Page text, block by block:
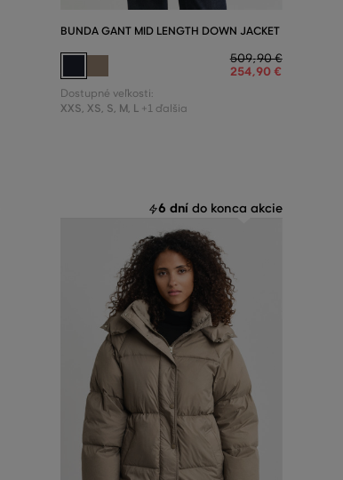
BUNDA GANT MID LENGTH DOWN JACKET
509,90 €
254,90 €
Dostupné veľkosti:
XXS, XS, S, M, L +1 ďalšia
6 dnído konca akcie